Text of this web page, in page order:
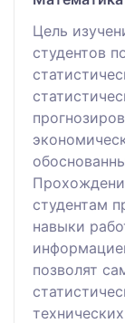
Цель
студентов
студентам
навыки
позволят